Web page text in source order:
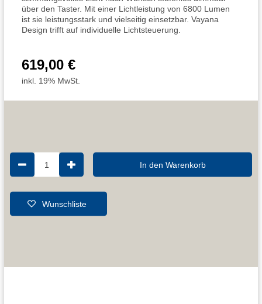
über den Taster. Mit einer Lichtleistung von 6800 Lumen
ist sie leistungsstark und vielseitig einsetzbar. Vayana
Design trifft auf individuelle Lichtsteuerung.
619,00 €
inkl. 19% MwSt.
1 In den Warenkorb
Wunschliste